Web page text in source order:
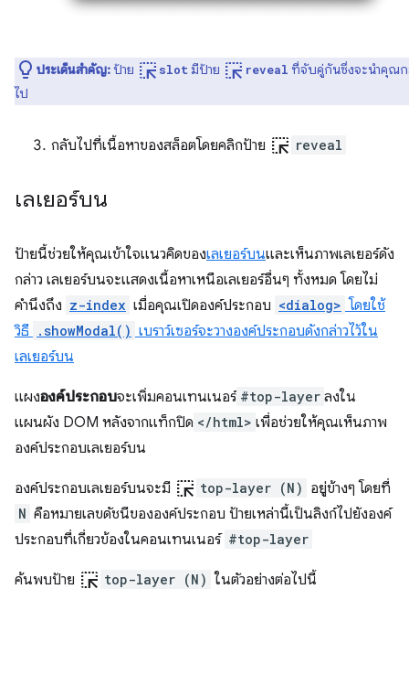
ประเด็นสำคัญ: ป้าย ink_selection slot มีป้าย ink_selection reveal ที่จับคู่กันซึ่งจะนำคุณ
ไป
กลับไปที่เนื้อหาของสล็อตโดยคลิกป้าย ink_selection reveal
เลเยอร์บน
ป้ายนี้ช่วยให้คุณเข้าใจแนวคิดของเลเยอร์บนและเห็นภาพเลเยอร์ดัง
กล่าว เลเยอร์บนจะแสดงเนื้อหาเหนือเลเยอร์อื่นๆ ทั้งหมด โดยไม่
คำนึงถึง z-index เมื่อคุณเปิดองค์ประกอบ <dialog> โดยใช้
วิธี .showModal() เบราว์เซอร์จะวางองค์ประกอบดังกล่าวไว้ใน
เลเยอร์บน
แผงองค์ประกอบจะเพิ่มคอนเทนเนอร์ #top-layer ลงใน
แผนผัง DOM หลังจากแท็กปิด </html> เพื่อช่วยให้คุณเห็นภาพ
องค์ประกอบเลเยอร์บน
องค์ประกอบเลเยอร์บนจะมี ink_selection top-layer (N) อยู่ข้างๆ โดยที่
N คือหมายเลขดัชนีขององค์ประกอบ ป้ายเหล่านี้เป็นลิงก์ไปยังองค์
ประกอบที่เกี่ยวข้องในคอนเทนเนอร์ #top-layer
ค้นพบป้าย ink_selection top-layer (N) ในตัวอย่างต่อไปนี้